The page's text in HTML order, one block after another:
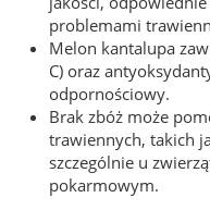
problemami
Melon kantalupa
C) oraz
odpornościowy.
Brak zbóż może
trawiennych, takich
szczególnie u
pokarmowym.